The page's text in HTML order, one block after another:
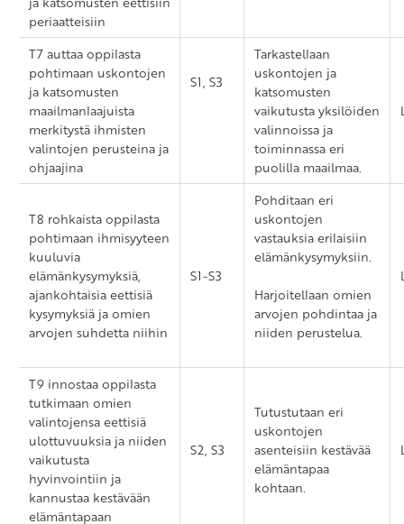
periaatteisiin
T7 auttaa oppilasta
pohtimaan uskontojen
ja katsomusten
maailmanlaajuista
merkitystä ihmisten
valintojen perusteina ja
ohjaajina
S1, S3
Tarkastellaan
uskontojen ja
katsomusten
vaikutusta yksilöiden
valinnoissa ja
toiminnassa eri
puolilla maailmaa.
T8 rohkaista oppilasta
pohtimaan ihmisyyteen
kuuluvia
elämänkysymyksiä,
ajankohtaisia eettisiä
kysymyksiä ja omien
arvojen suhdetta niihin
S1-S3
Pohditaan eri
uskontojen
vastauksia erilaisiin
elämänkysymyksiin.
Harjoitellaan omien
arvojen pohdintaa ja
niiden perustelua.
T9 innostaa oppilasta
tutkimaan omien
valintojensa eettisiä
ulottuvuuksia ja niiden
vaikutusta
hyvinvointiin ja
kannustaa kestävään
elämäntapaan
S2, S3
Tutustutaan eri
uskontojen
asenteisiin kestävää
elämäntapaa
kohtaan.